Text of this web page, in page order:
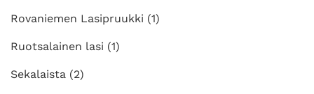
Rovaniemen Lasipruukki (1)
Ruotsalainen lasi (1)
Sekalaista (2)